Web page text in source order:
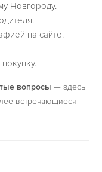
Новгороду.
на сайте.
вопросы — здесь
встречающиеся